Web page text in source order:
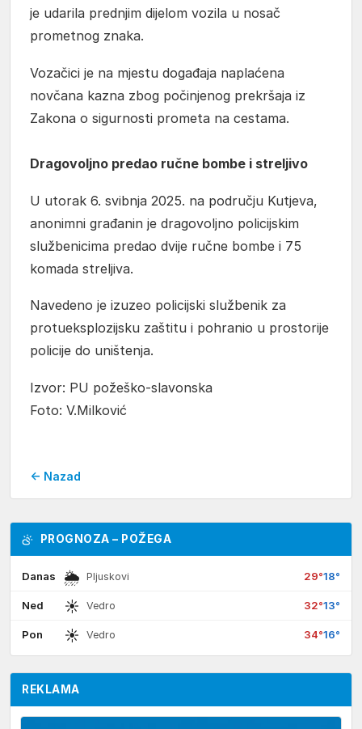
je udarila prednjim dijelom vozila u nosač
prometnog znaka.
Vozačici je na mjestu događaja naplaćena
novčana kazna zbog počinjenog prekršaja iz
Zakona o sigurnosti prometa na cestama.
Dragovoljno predao ručne bombe i streljivo
U utorak 6. svibnja 2025. na području Kutjeva,
anonimni građanin je dragovoljno policijskim
službenicima predao dvije ručne bombe i 75
komada streljiva.
Navedeno je izuzeo policijski službenik za
protueksplozijsku zaštitu i pohranio u prostorije
policije do uništenja.
Izvor: PU požeško-slavonska
Foto: V.Milković
← Nazad
PROGNOZA – POŽEGA
Danas 🌦 Pljuskovi 29°18°
Ned ☀ Vedro 32°13°
Pon ☀ Vedro 34°16°
REKLAMA